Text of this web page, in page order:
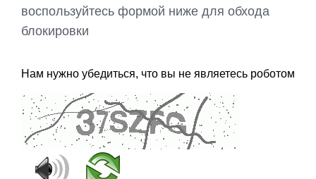
воспользуйтесь формой ниже для обхода
блокировки
Нам нужно убедиться, что вы не являетесь роботом